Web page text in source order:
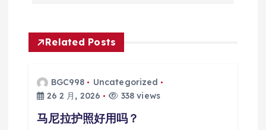
Related Posts
BGC998
Uncategorized
26 2 月, 2026
338 views
马尼拉护照好用吗？